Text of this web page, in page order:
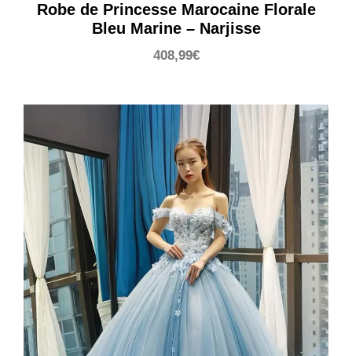
Robe de Princesse Marocaine Florale
Bleu Marine – Narjisse
408,99€